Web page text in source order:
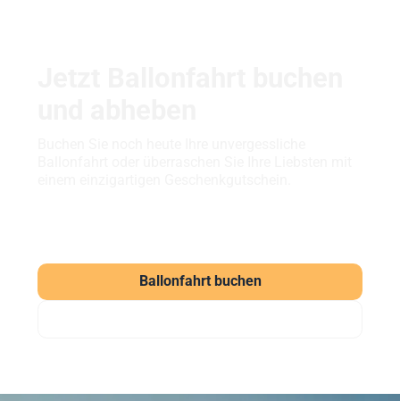
Ballonfahrt buchen